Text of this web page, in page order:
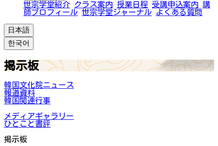
世宗学堂紹介 クラス案内 授業日程 受講申込案内 講
師プロフィール 世宗学堂ジャーナル よくある質問
日本語
한국어
掲示板
韓国文化院ニュース
報道資料
韓国関連行事
メディアギャラリー
ひとこと書評
掲示板